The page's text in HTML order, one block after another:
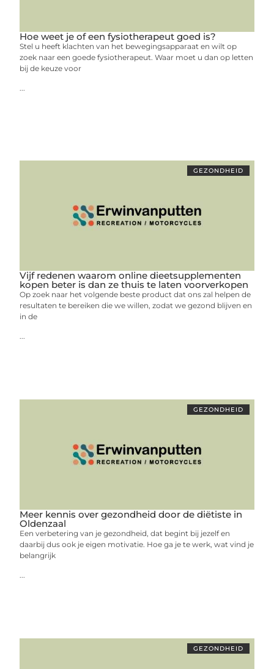
Hoe weet je of een fysiotherapeut goed is?
Stel u heeft klachten van het bewegingsapparaat en wilt op
zoek naar een goede fysiotherapeut. Waar moet u dan op letten
bij de keuze voor
...
GEZONDHEID
Vijf redenen waarom online dieetsupplementen
kopen beter is dan ze thuis te laten voorverkopen
Op zoek naar het volgende beste product dat ons zal helpen de
resultaten te bereiken die we willen, zodat we gezond blijven en
in de
...
GEZONDHEID
Meer kennis over gezondheid door de diëtiste in
Oldenzaal
Een verbetering van je gezondheid, dat begint bij jezelf en
daarbij dus ook je eigen motivatie. Hoe ga je te werk, wat vind je
belangrijk
...
GEZONDHEID